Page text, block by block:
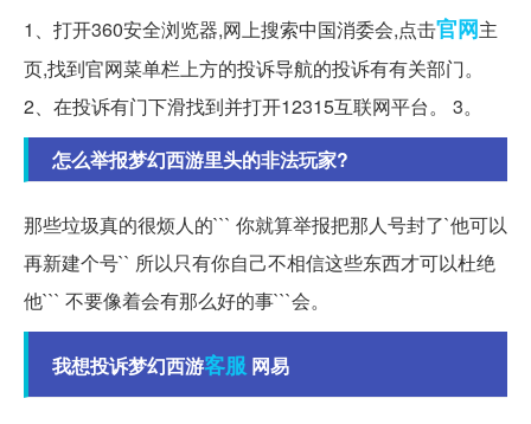
1、打开360安全浏览器,网上搜索中国消委会,点击官网主
页,找到官网菜单栏上方的投诉导航的投诉有有关部门。
2、在投诉有门下滑找到并打开12315互联网平台。 3。
怎么举报梦幻西游里头的非法玩家?
那些垃圾真的很烦人的``` 你就算举报把那人号封了`他可以
再新建个号`` 所以只有你自己不相信这些东西才可以杜绝
他``` 不要像着会有那么好的事```会。
我想投诉梦幻西游客服 网易